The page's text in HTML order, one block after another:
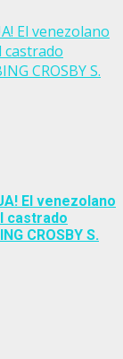
El venezolano
castrado
CROSBY S.
El venezolano
castrado
CROSBY S.